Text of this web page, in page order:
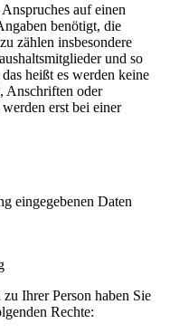
auf einen
benötigt, die
zählen insbesondere
und so
heißt es werden keine
Anschriften oder
erst bei einer
eingegebenen Daten
Ihrer Person haben Sie
Rechte: